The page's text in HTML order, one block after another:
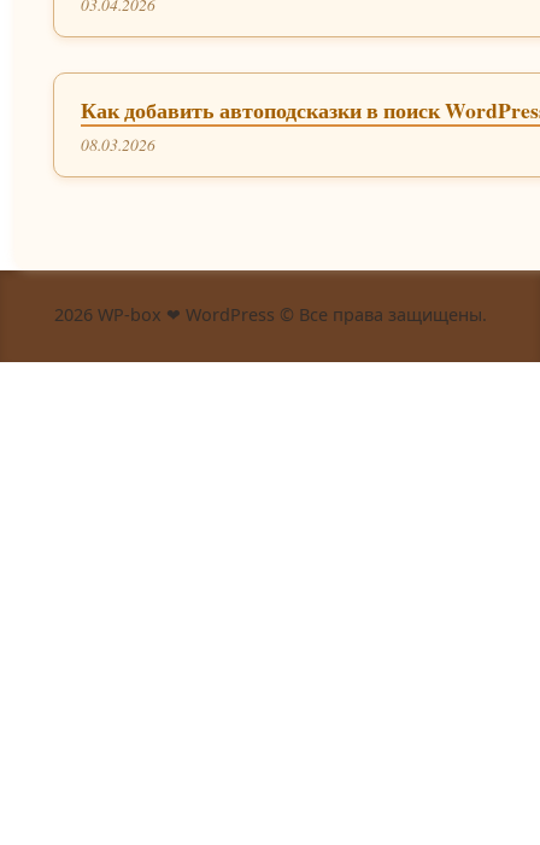
Как добавить автоподсказки в поиск
08.03.2026
2026 WP-box ❤ WordPress © Все права защищены.